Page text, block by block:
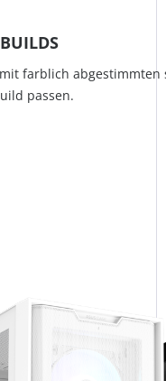
farblich
passen.